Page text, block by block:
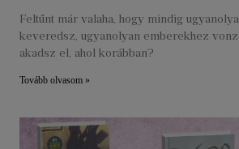
Feltűnt már valaha, hogy mindig
keveredsz, ugyanolyan emberekhez
akadsz el, ahol korábban?
Tovább olvasom »